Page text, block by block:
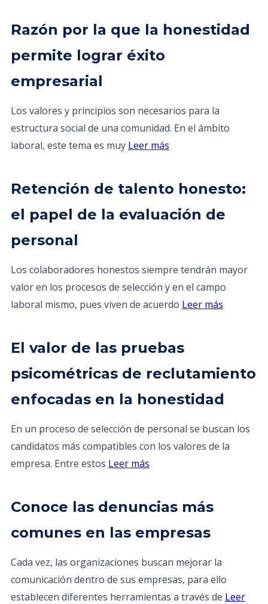
Razón por la que la honestidad
permite lograr éxito
empresarial
Los valores y principios son necesarios para la
estructura social de una comunidad. En el ámbito
laboral, este tema es muy Leer más
Retención de talento honesto:
el papel de la evaluación de
personal
Los colaboradores honestos siempre tendrán mayor
valor en los procesos de selección y en el campo
laboral mismo, pues viven de acuerdo Leer más
El valor de las pruebas
psicométricas de reclutamiento
enfocadas en la honestidad
En un proceso de selección de personal se buscan los
candidatos más compatibles con los valores de la
empresa. Entre estos Leer más
Conoce las denuncias más
comunes en las empresas
Cada vez, las organizaciones buscan mejorar la
comunicación dentro de sus empresas, para ello
establecen diferentes herramientas a través de Leer